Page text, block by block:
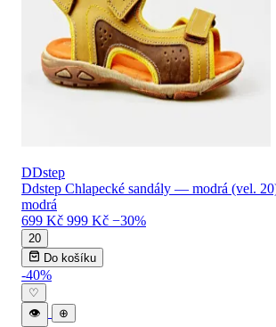
DDstep
Ddstep Chlapecké sandály — modrá (vel.
modrá
699 Kč 999 Kč −30%
20
Do košíku
-40%
♡
👁
⊕